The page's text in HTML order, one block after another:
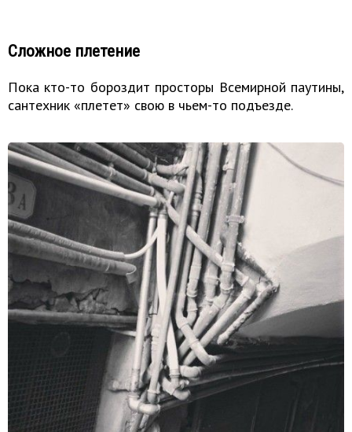
Сложное плетение
Пока кто-то бороздит просторы Всемирной паутины,
сантехник «плетет» свою в чьем-то подъезде.